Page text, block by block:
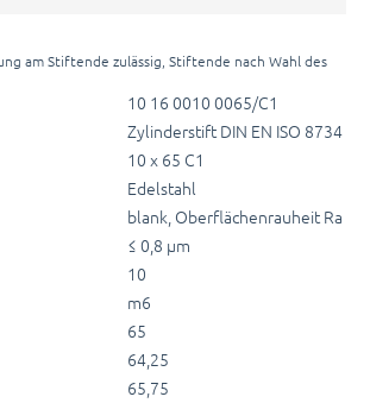
am Stiftende zulässig, Stiftende nach Wahl des
10 16 0010 0065/C1
Zylinderstift DIN EN ISO 8734
10 x 65 C1
Edelstahl
blank, Oberflächenrauheit Ra
≤ 0,8 µm
10
m6
65
64,25
65,75